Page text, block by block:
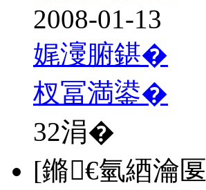
2008-01-13
娓濅腑鍖�
杈冨満鍙�
32涓�
[鏅€氫綇瀹匽